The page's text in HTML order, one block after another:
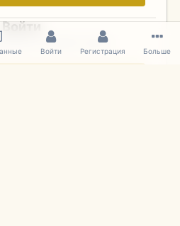
Войти
Войдите здесь.
Войти Регистрация Больше